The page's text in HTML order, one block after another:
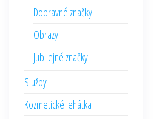
Dopravné značky
Obrazy
Jubilejné značky
Služby
Kozmetické lehátka